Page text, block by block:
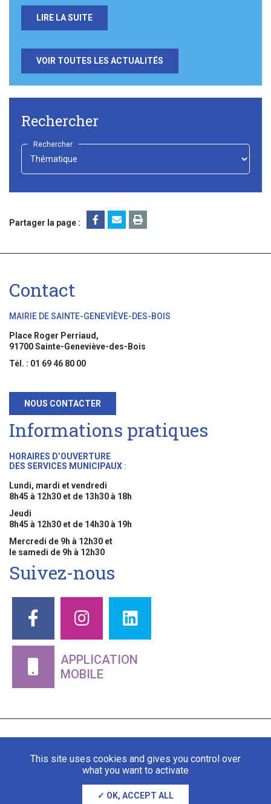
LIRE LA SUITE
VOIR TOUTES LES ACTUALITÉS
Rechercher
Rechercher
Choisir
Partager la page :
Contact
MAIRIE DE SAINTE-GENEVIÈVE-DES-BOIS
Place Roger Perriaud,
91700 Sainte-Geneviève-des-Bois
Tél. : 01 69 46 80 00
NOUS CONTACTER
Informations pratiques
HORAIRES D’OUVERTURE
DES SERVICES MUNICIPAUX :
Lundi, mardi et vendredi
8h45 à 12h30 et de 13h30 à 18h
Jeudi
8h45 à 12h30 et de 14h30 à 19h
Mercredi de 9h à 12h30 et
le samedi de 9h à 12h30
Suivez-nous
APPLICATION
MOBILE
Mentions légales Gestion des cookies
This site uses cookies and gives you control over
what you want to activate
OK, ACCEPT ALL